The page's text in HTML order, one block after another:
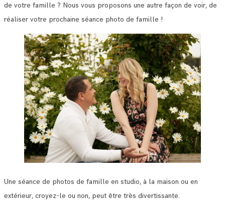
de votre famille ? Nous vous proposons une autre façon de voir, de
réaliser votre prochaine séance photo de famille !
Une séance de photos de famille en studio, à la maison ou en
extérieur, croyez-le ou non, peut être très divertissante.